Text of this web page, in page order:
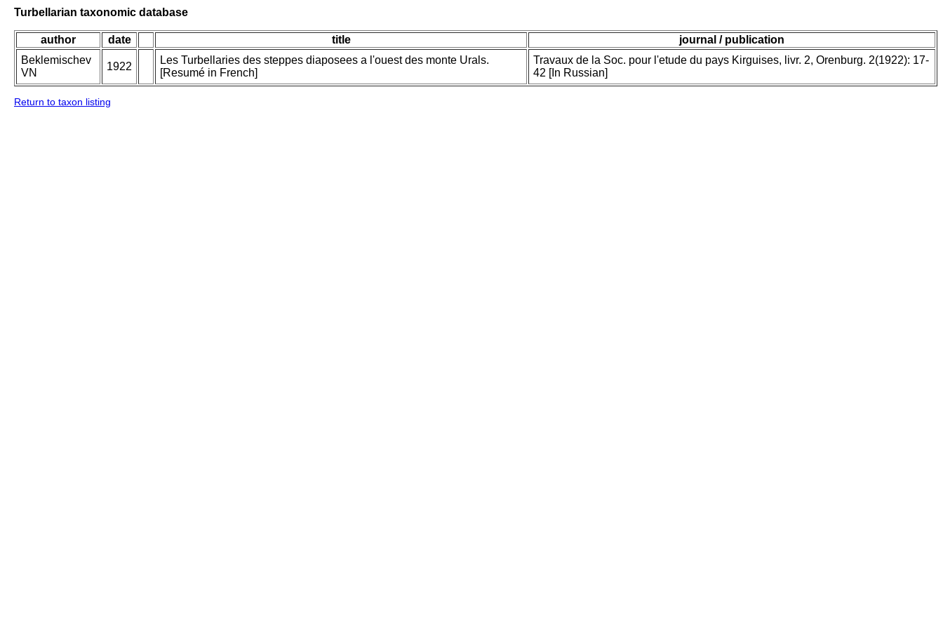
Turbellarian taxonomic database
author date title
journal / publication
Beklemischev
VN
1922
Les Turbellaries des steppes diaposees a l'ouest des monte Urals.
[Resumé in French]
Travaux de la Soc. pour l'etude du pays Kirguises, livr. 2, Orenburg. 2(1922): 17-
42 [In Russian]
Return to taxon listing